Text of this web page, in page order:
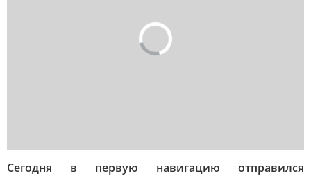
Сегодня в первую навигацию отправился